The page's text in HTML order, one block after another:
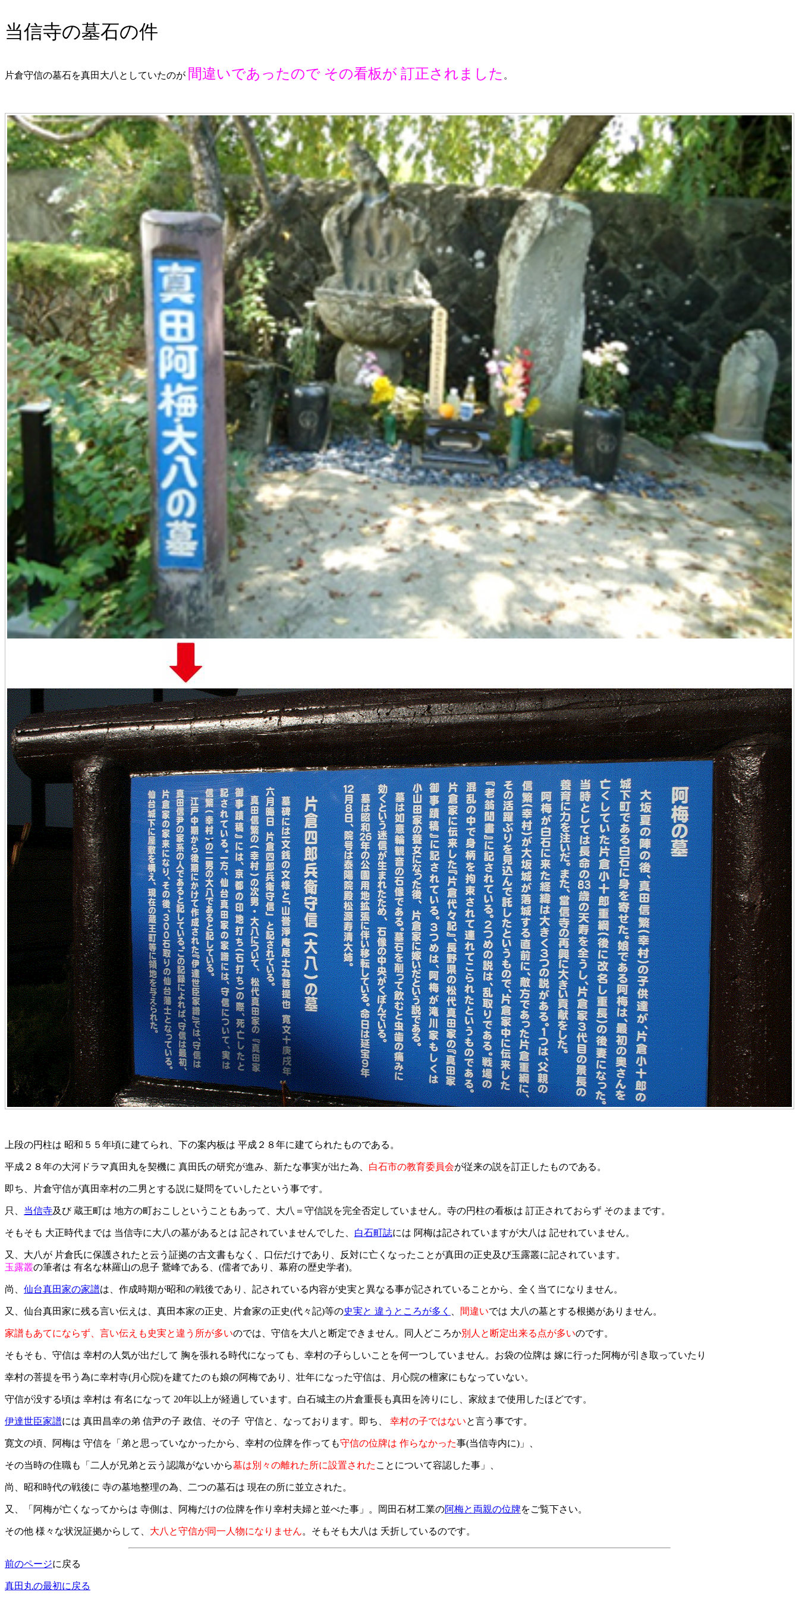
当信寺の墓石の件
片倉守信の墓石を真田大八としていたのが 間違いであったので その看板が 訂正されました 。
上段の円柱は 昭和５５年頃に建てられ、下の案内板は 平成２８年に建てられたものである。
平成２８年の大河ドラマ真田丸を契機に 真田氏の研究が進み、新たな事実が出た為、 白石市の教育委員会が従来の説を訂正したものである。
即ち、片倉守信が真田幸村の二男とする説に疑問をていしたという事です。
只、 当信寺及び 蔵王町は 地方の町おこしということもあって、大八＝守信説を完全否定していません。寺の円柱の看板は 訂正されておらず そのままです。
そもそも 大正時代までは 当信寺に大八の墓があるとは 記されていませんでした、 白石町誌には 阿梅は記されていますが大八は 記せれていません。
又、大八が 片倉氏に保護されたと云う証拠の古文書もなく、口伝だけであり、反対に亡くなったことが真田の正史及び玉露叢に記されています。
玉露叢の筆者は 有名な林羅山の息子 鵞峰である、(儒者であり、幕府の歴史学者)。
尚、 仙台真田家の家譜は、作成時期が昭和の戦後であり、記されている内容が史実と異なる事が記されていることから、全く当てになりません。
又、仙台真田家に残る言い伝えは、真田本家の正史、片倉家の正史(代々記)等の史実と 違うところが多く 間違いでは 大八の墓とする根拠がありません。
家譜もあてにならず、言い伝えも史実と違う所が多いのでは、守信を大八と断定できません。同人どころか別人と断定出来る点が多いのです。
そもそも、守信は 幸村の人気が出だして 胸を張れる時代になっても、幸村の子らしいことを何一つしていません。お袋の位牌は 嫁に行った阿梅が引き取っていたり
幸村の菩提を弔う為に幸村寺(月心院)を建てたのも娘の阿梅であり、壮年になった守信は、月心院の檀家にもなっていない。
守信が没する頃は 幸村は 有名になって 20年以上が経過しています。白石城主の片倉重長も真田を誇りにし、家紋まで使用したほどです。
伊達世臣家譜には 真田昌幸の弟 信尹の子 政信、その子 守信と、なっております。即ち、 幸村の子ではないと言う事です。
寛文の頃、阿梅は 守信を「弟と思っていなかったから、幸村の位牌を作っても守信の位牌は 作らなかった事(当信寺内に)」、
その当時の住職も「二人が兄弟と云う認識がないから墓は別々の離れた所に設置された ことについて容認した事」、
尚、昭和時代の戦後に 寺の墓地整理の為、二つの墓石は 現在の所に並立された。
又、「阿梅が亡くなってからは 寺側は、阿梅だけの位牌を作り幸村夫婦と並べた事」。岡田石材工業の阿梅と両親の位牌をご覧下さい。
その他 様々な状況証拠からして、 大八と守信が同一人物になりません。そもそも大八は 夭折しているのです。
前のページに戻る
真田丸の最初に戻る